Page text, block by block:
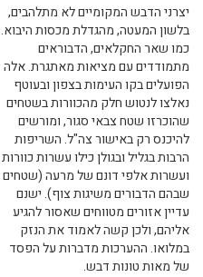
יצרני הדבש המקומיים לא מתלהבים,
בלשון המעטה, מהגדלת מכסות היבוא.
כמו שאר החקלאים, הדבוראים
מתמודדים עם מציאות מאתגרת. אלה
הפועלים בקו העימות בצפון ובעוטף
נאלצו לנטוש חלק מהכוורות בשטחים
שהוכרזו שטח צבאי סגור, ומורשים
להיכנס רק באישור צה"ל. השריפות
הרבות בגליל ובגולן כילו עשרות כוורות
ועשרות אלפי דונם של מרעה (שטחים
שבהם הדבורים משיגות צוף). ישנם
עדיין אזורים מטווחים שאסור להגיע
אליהם, ולכן קשה לאמוד את הנזק
במלואו. ההערכות מדברות על הפסד
של מאות טונות דבש.